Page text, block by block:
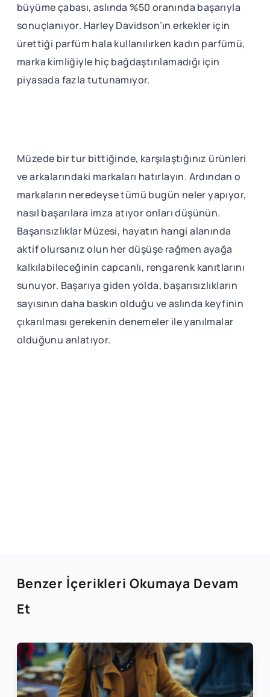
büyüme çabası, aslında %50 oranında başarıyla
sonuçlanıyor. Harley Davidson’ın erkekler için
ürettiği parfüm hala kullanılırken kadın parfümü,
marka kimliğiyle hiç bağdaştırılamadığı için
piyasada fazla tutunamıyor.
Müzede bir tur bittiğinde, karşılaştığınız ürünleri
ve arkalarındaki markaları hatırlayın. Ardından o
markaların neredeyse tümü bugün neler yapıyor,
nasıl başarılara imza atıyor onları düşünün.
Başarısızlıklar Müzesi, hayatın hangi alanında
aktif olursanız olun her düşüşe rağmen ayağa
kalkılabileceğinin capcanlı, rengarenk kanıtlarını
sunuyor. Başarıya giden yolda, başarısızlıkların
sayısının daha baskın olduğu ve aslında keyfinin
çıkarılması gerekenin denemeler ile yanılmalar
olduğunu anlatıyor.
Benzer İçerikleri Okumaya Devam
Et